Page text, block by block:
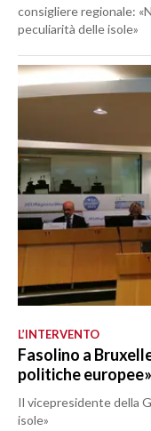
consigliere regionale:
peculiarità delle isole»
L’INTERVENTO
Fasolino a
politiche europee»
Il vicepresidente della
isole»